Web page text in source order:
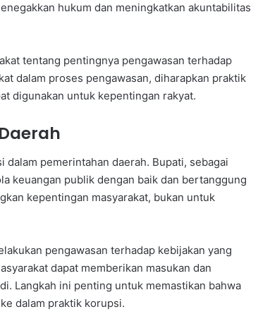
hukum dan meningkatkan akuntabilitas
tentang pentingnya pengawasan terhadap
dalam proses pengawasan, diharapkan praktik
digunakan untuk kepentingan rakyat.
pemerintahan daerah. Bupati, sebagai
keuangan publik dengan baik dan bertanggung
kepentingan masyarakat, bukan untuk
pengawasan terhadap kebijakan yang
dapat memberikan masukan dan
Langkah ini penting untuk memastikan bahwa
dalam praktik korupsi.